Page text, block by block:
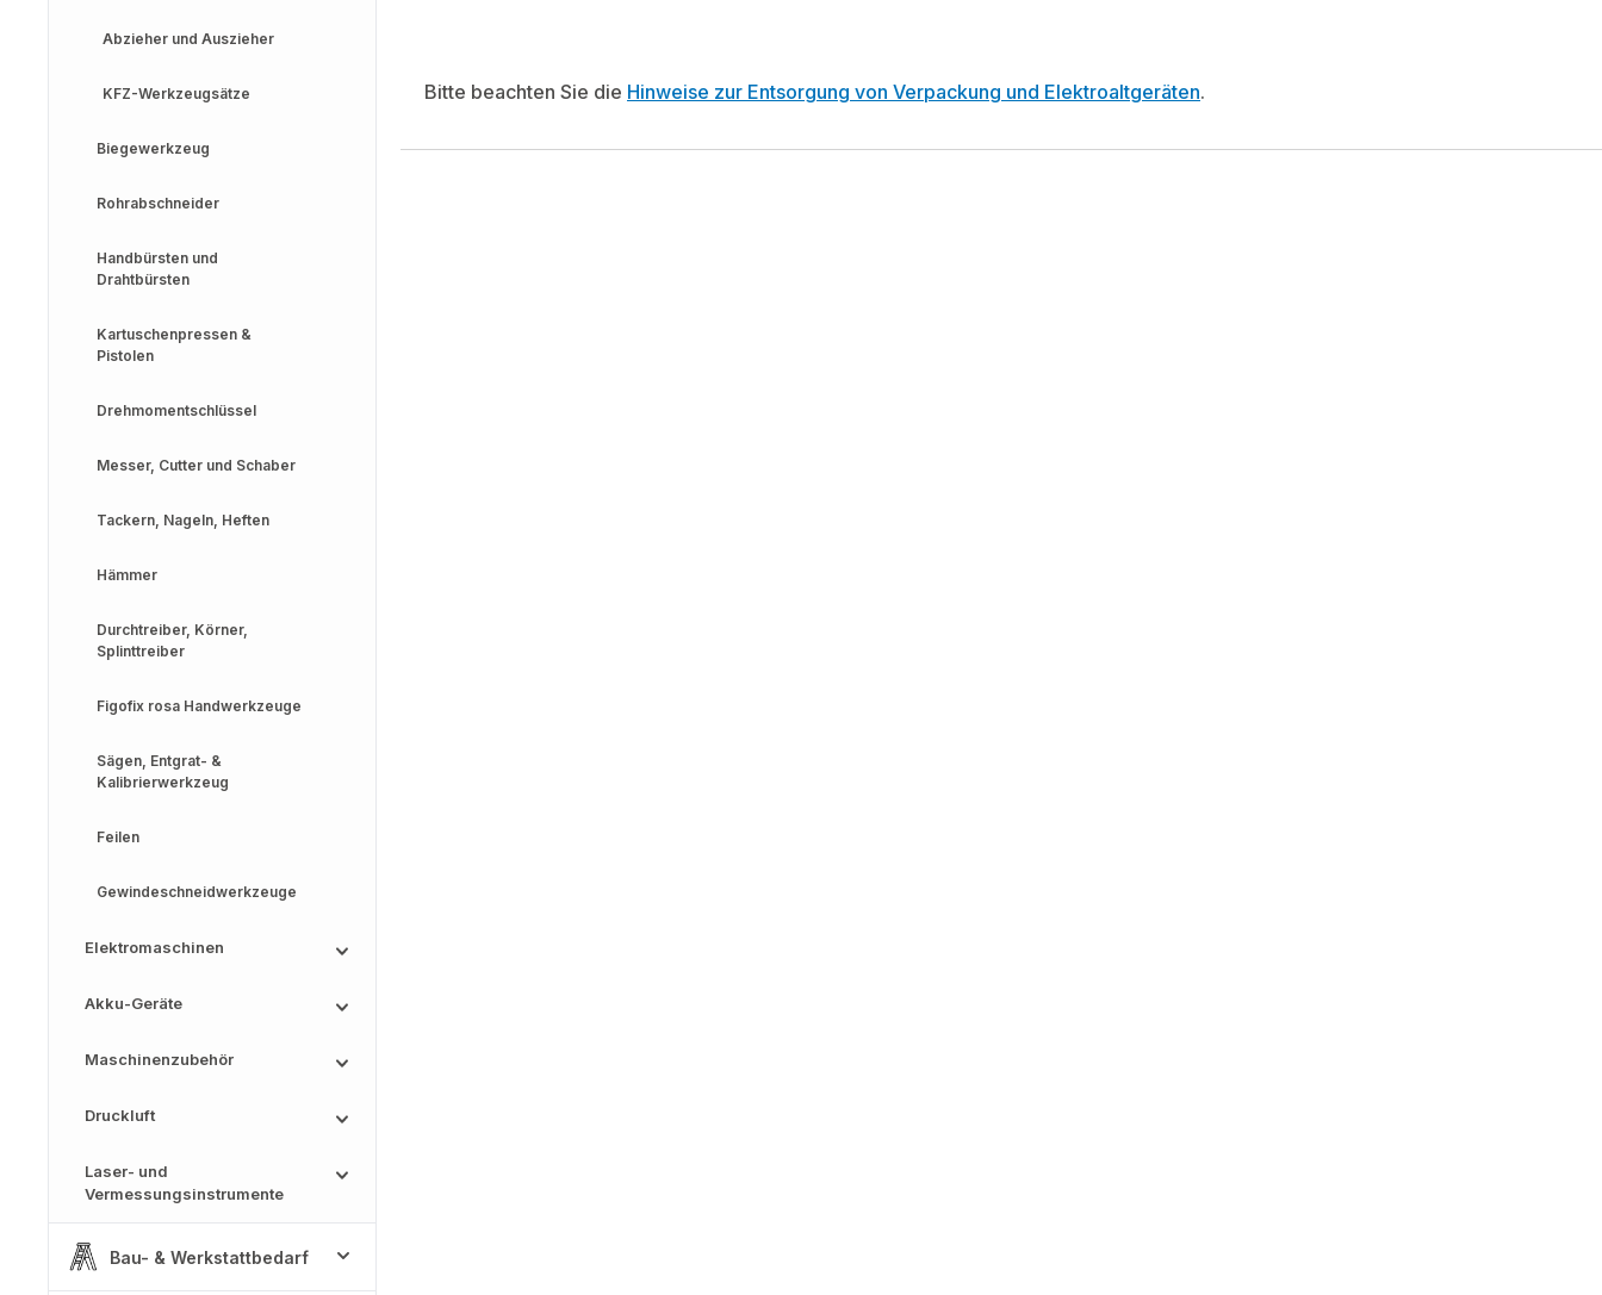
Abzieher und Auszieher
KFZ-Werkzeugsätze
Biegewerkzeug
Rohrabschneider
Handbürsten und
Drahtbürsten
Kartuschenpressen &
Pistolen
Drehmomentschlüssel
Messer, Cutter und Schaber
Tackern, Nageln, Heften
Hämmer
Durchtreiber, Körner,
Splinttreiber
Figofix rosa Handwerkzeuge
Sägen, Entgrat- &
Kalibrierwerkzeug
Feilen
Gewindeschneidwerkzeuge
Elektromaschinen
Akku-Geräte
Maschinenzubehör
Druckluft
Laser- und
Vermessungsinstrumente
Bau- & Werkstattbedarf
Bitte beachten Sie die Hinweise zur Entsorgung von Verpackung und Elektroaltgeräten.